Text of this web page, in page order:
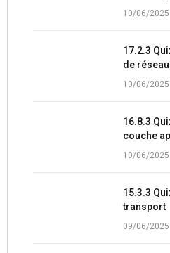
10/06/2025
17.2.3
de réseau
10/06/2025
16.8.3
couche
10/06/2025
15.3.3
transport
09/06/2025